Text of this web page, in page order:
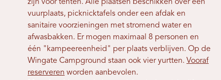
zijn voor tenten. Alle plaatsen beschikken over een
vuurplaats, picknicktafels onder een afdak en
sanitaire voorzieningen met stromend water en
afwasbakken. Er mogen maximaal 8 personen en
één "kampeereenheid" per plaats verblijven. Op de
Wingate Campground staan ​​ook vier yurtten. Vooraf
reserveren worden aanbevolen.